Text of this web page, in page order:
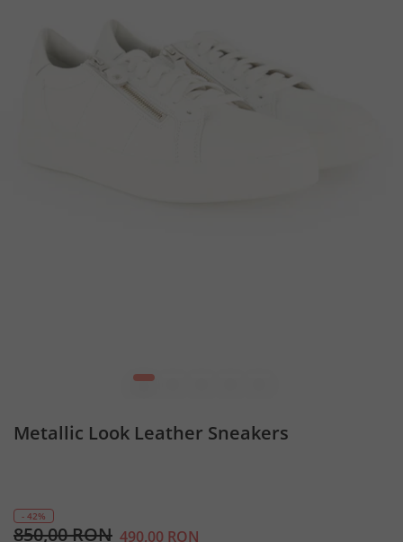
1
Metallic Look Leather Sneakers
- 42%
850,00 RON 490,00 RON